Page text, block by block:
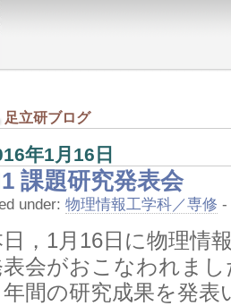
足立研ブログ
年1月16日
課題研究発表会
under: 物理情報工学科／専修 -
，1月16日に物理情
会がおこなわれまし
年間の研究成果を発